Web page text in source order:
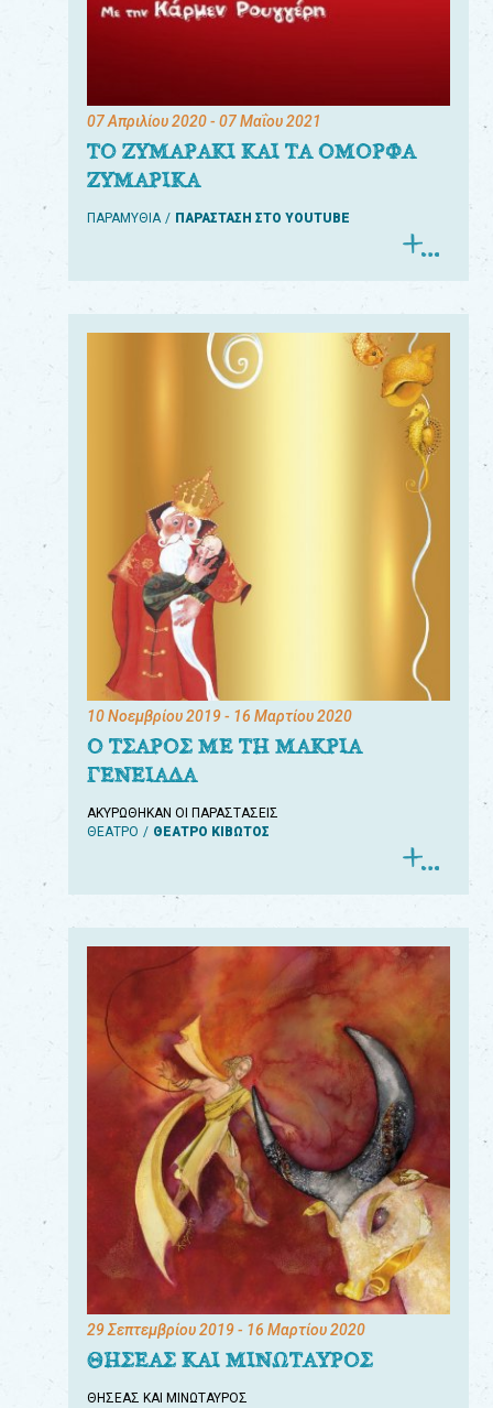
07 Απριλίου 2020- 07 Μαΐου 2021
ΤΟ ΖΥΜΑΡΑΚΙ ΚΑΙ ΤΑ ΟΜΟΡΦΑ
ΖΥΜΑΡΙΚΑ
ΠΑΡΑΜΥΘΙΑ ΠΑΡΑΣΤΑΣΗ ΣΤΟ YOUTUBE
10 Νοεμβρίου 2019- 16 Μαρτίου 2020
Ο ΤΣΑΡΟΣ ΜΕ ΤΗ ΜΑΚΡΙΑ
ΓΕΝΕΙΑΔΑ
ΑΚΥΡΩΘΗΚΑΝ ΟΙ ΠΑΡΑΣΤΑΣΕΙΣ
ΘΕΑΤΡΟ
ΘΕΑΤΡΟ ΚΙΒΩΤΟΣ
29 Σεπτεμβρίου 2019- 16 Μαρτίου 2020
ΘΗΣΕΑΣ ΚΑΙ ΜΙΝΩΤΑΥΡΟΣ
ΘΗΣΕΑΣ ΚΑΙ ΜΙΝΩΤΑΥΡΟΣ